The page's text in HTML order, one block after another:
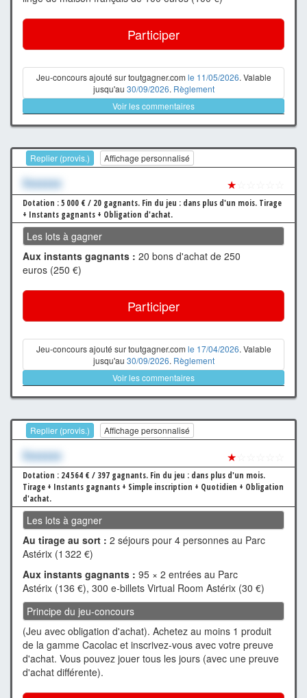
Participer
Jeu-concours ajouté sur toutgagner.com le 11/05/2026. Valable
jusqu'au 30/09/2026. Règlement
Voir les commentaires
Replier (provis.) Affichage personnalisé
Xxxxxxx ★
Dotation : 5 000 € / 20 gagnants. Fin du jeu : dans plus d'un mois. Tirage
+ Instants gagnants + Obligation d'achat.
Les lots à gagner
Aux instants gagnants : 20 bons d'achat de 250
euros (250 €)
Participer
Jeu-concours ajouté sur toutgagner.com le 17/04/2026. Valable
jusqu'au 30/09/2026. Règlement
Voir les commentaires
Replier (provis.) Affichage personnalisé
Xxxxxxx ★
Dotation : 24 564 € / 397 gagnants. Fin du jeu : dans plus d'un mois.
Tirage + Instants gagnants + Simple inscription + Quotidien + Obligation
d'achat.
Les lots à gagner
Au tirage au sort : 2 séjours pour 4 personnes au Parc
Astérix (1 322 €)
Aux instants gagnants : 95 × 2 entrées au Parc
Astérix (136 €), 300 e-billets Virtual Room Astérix (30 €)
Principe du jeu-concours
(Jeu avec obligation d'achat). Achetez au moins 1 produit
de la gamme Cacolac et inscrivez-vous avec votre preuve
d'achat. Vous pouvez jouer tous les jours (avec une preuve
d'achat différente).